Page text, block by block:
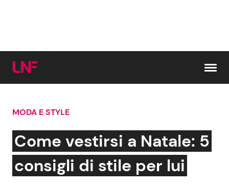
Cerca:
News e Cronaca
Attualità Italiana
Gossip e TV
Bellezze VIP
MODA E STYLE
Come vestirsi a Natale: 5
consigli di stile per lui